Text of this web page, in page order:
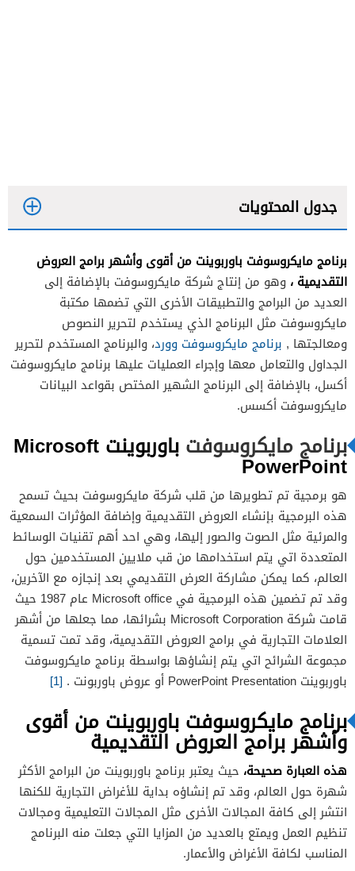
جدول المحتويات
برنامج مايكروسوفت باوربوينت من أقوى وأشهر برامج العروض
التقديمية ، وهو من إنتاج شركة مايكروسوفت بالإضافة إلى
العديد من البرامج والتطبيقات الأخرى التي تضمها مكتبة
مايكروسوفت مثل البرنامج الذي يستخدم لتحرير النصوص
ومعالجتها , برنامج مايكروسوفت وورد، والبرنامج المستخدم لتحرير
الجداول والتعامل معها وإجراء العمليات عليها برنامج مايكروسوفت
أكسل، بالإضافة إلى البرنامج الشهير المختص بقواعد البيانات
مايكروسوفت أكسس.
برنامج مايكروسوفتباوربوينتMicrosoft
PowerPoint
هو برمجية تم تطويرها من قلب شركة مايكروسوفت بحيث تسمح
هذه البرمجية بإنشاء العروض التقديمية وإضافة المؤثرات السمعية
والمرئية مثل الصوت والصور إليها، وهي احد أهم تقنيات الوسائط
المتعددة اتي يتم استخدامها من قب ملايين المستخدمين حول
العالم، كما يمكن مشاركة العرض التقديمي بعد إنجازه مع الآخرين،
وقد تم تضمين هذه البرمجية في Microsoft office عام 1987 حيث
قامت شركة Microsoft Corporation بشرائها، مما جعلها من أشهر
العلامات التجارية في برامج العروض التقديمية، وقد تمت تسمية
مجموعة الشرائح اتي يتم إنشاؤها بواسطة برنامج مايكروسوفت
باوربوينت PowerPoint Presentation أو عروض باوربونت .
[1]
برنامج مايكروسوفت باوربوينت من أقوى
وأشهر برامج العروض التقديمية
هذه العبارة صحيحة، حيث يعتبر برنامج باوربوينت من البرامج الأكثر
شهرة حول العالم، وقد تم إنشاؤه بداية للأغراض التجارية للكنها
انتشر إلى كافة المجالات الأخرى مثل المجالات التعليمية ومجالات
تنظيم العمل ويمتع بالعديد من المزايا التي جعلت منه البرنامج
المناسب لكافة الأغراض والأعمار.